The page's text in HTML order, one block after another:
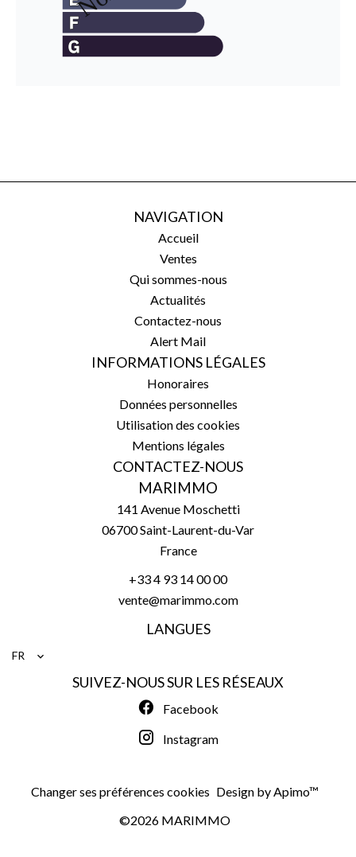
NAVIGATION
Accueil
Ventes
Qui sommes-nous
Actualités
Contactez-nous
Alert Mail
INFORMATIONS LÉGALES
Honoraires
Données personnelles
Utilisation des cookies
Mentions légales
CONTACTEZ-NOUS
MARIMMO
141 Avenue Moschetti
06700Saint-Laurent-du-Var
France
+33 4 93 14 00 00
vente@marimmo.com
LANGUES
FR
SUIVEZ-NOUS SUR LES RÉSEAUX
Facebook
Instagram
Changer ses préférences cookies Design byApimo™
©2026 MARIMMO